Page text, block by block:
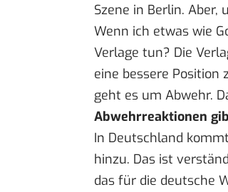
Szene in Berlin. Aber,
Wenn ich etwas wie
Verlage tun? Die
eine bessere Position
geht es um Abwehr.
Abwehrreaktionen
In Deutschland
hinzu. Das ist
das für die deutsche